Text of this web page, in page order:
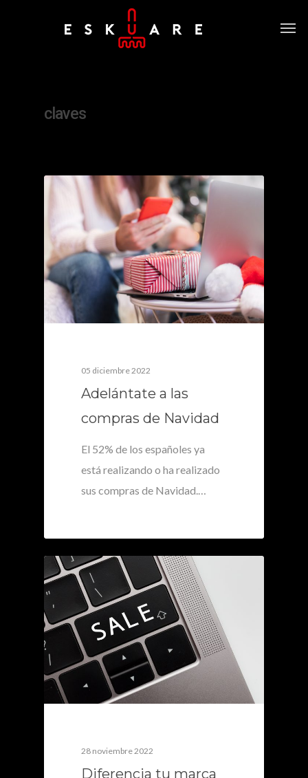
claves
05 diciembre 2022
Adelántate a las
compras de Navidad
El 52% de los españoles ya
está realizando o ha realizado
sus compras de Navidad.…
0
28 noviembre 2022
Diferencia tu marca